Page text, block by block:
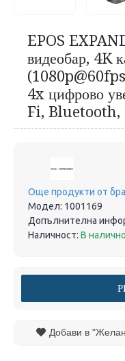
EPOS
видеобар, 4K
4x цифрово
Fi, Bluetooth,
Още продукти от
Модел: 1001169
Допълнителна
Наличност: В
Добави в